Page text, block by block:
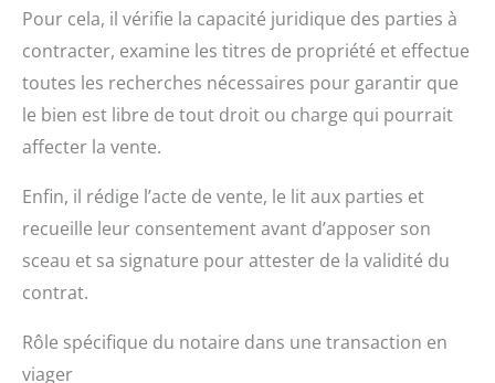
Pour cela, il vérifie la capacité juridique des parties à
contracter, examine les titres de propriété et effectue
toutes les recherches nécessaires pour garantir que
le bien est libre de tout droit ou charge qui pourrait
affecter la vente.
Enfin, il rédige l’acte de vente, le lit aux parties et
recueille leur consentement avant d’apposer son
sceau et sa signature pour attester de la validité du
contrat.
Rôle spécifique du notaire dans une transaction en
viager